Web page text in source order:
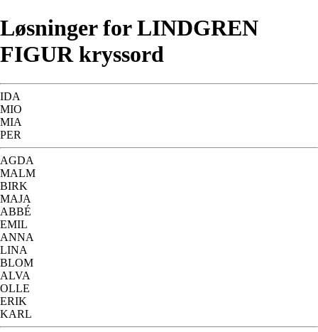
Løsninger for LINDGREN
FIGUR kryssord
IDA
MIO
MIA
PER
AGDA
MALM
BIRK
MAJA
ABBÉ
EMIL
ANNA
LINA
BLOM
ALVA
OLLE
ERIK
KARL